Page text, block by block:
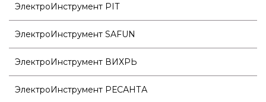
ЭлектроИнструмент PIT
ЭлектроИнструмент SAFUN
ЭлектроИнструмент ВИХРЬ
ЭлектроИнструмент РЕСАНТА